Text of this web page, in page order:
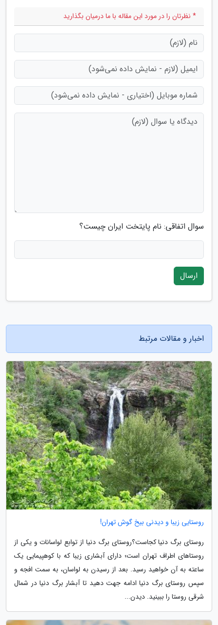
* نظرتان را در مورد این مقاله با ما درمیان بگذارید
سوال اتفاقی: نام پایتخت ایران چیست؟
ارسال
اخبار و مقالات مرتبط
روستایی زیبا و دیدنی بیخ گوش تهران!
روستای برگ دنیا کجاست؟روستای برگ دنیا از توابع لواسانات و یکی از
روستاهای اطراف تهران است؛ دارای آبشاری زیبا که با کوهپیمایی یک
ساعته به آن خواهید رسید. بعد از رسیدن به لواسان، به سمت افجه و
سپس روستای برگ دنیا ادامه جهت دهید تا آبشار برگ دنیا در شمال
شرقی روستا را ببینید. دیدن...